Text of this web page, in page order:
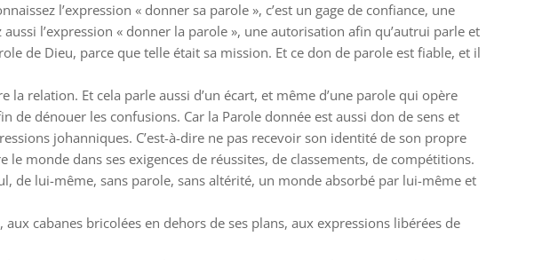
l’expression « donner sa parole », c’est un gage de confiance, une
l’expression « donner la parole », une autorisation afin qu’autrui parle et
de Dieu, parce que telle était sa mission. Et ce don de parole est fiable, et il
relation. Et cela parle aussi d’un écart, et même d’une parole qui opère
de dénouer les confusions. Car la Parole donnée est aussi don de sens et
johanniques. C’est-à-dire ne pas recevoir son identité de son propre
monde dans ses exigences de réussites, de classements, de compétitions.
de lui-même, sans parole, sans altérité, un monde absorbé par lui-même et
cabanes bricolées en dehors de ses plans, aux expressions libérées de